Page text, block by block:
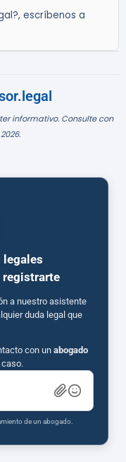
escríbenos a
informativo. Consulte con
legales
registrarte
a nuestro asistente
duda legal que
con un abogado
de un abogado.